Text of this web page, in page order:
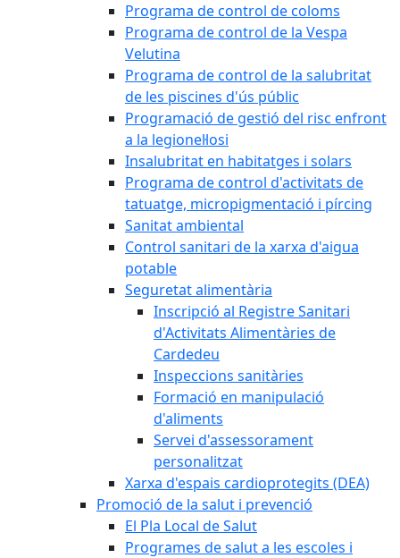
Programa de control de coloms
Programa de control de la Vespa
Velutina
Programa de control de la salubritat
de les piscines d'ús públic
Programació de gestió del risc enfront
a la legionel·losi
Insalubritat en habitatges i solars
Programa de control d'activitats de
tatuatge, micropigmentació i pírcing
Sanitat ambiental
Control sanitari de la xarxa d'aigua
potable
Seguretat alimentària
Inscripció al Registre Sanitari
d'Activitats Alimentàries de
Cardedeu
Inspeccions sanitàries
Formació en manipulació
d'aliments
Servei d'assessorament
personalitzat
Xarxa d'espais cardioprotegits (DEA)
Promoció de la salut i prevenció
El Pla Local de Salut
Programes de salut a les escoles i